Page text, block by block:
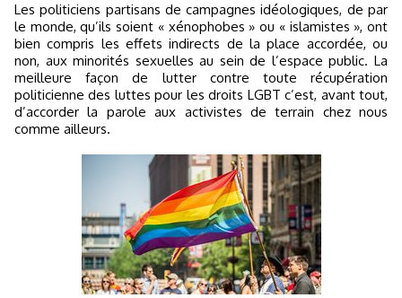
Les politiciens partisans de campagnes idéologiques, de par
le monde, qu’ils soient « xénophobes » ou « islamistes », ont
bien compris les effets indirects de la place accordée, ou
non, aux minorités sexuelles au sein de l’espace public. La
meilleure façon de lutter contre toute récupération
politicienne des luttes pour les droits LGBT c’est, avant tout,
d’accorder la parole aux activistes de terrain chez nous
comme ailleurs.